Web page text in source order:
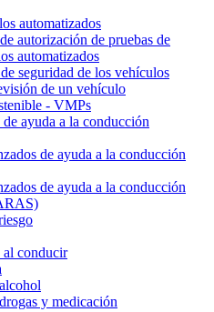
automatizados
autorización de pruebas de
automatizados
seguridad de los vehículos
de un vehículo
- VMPs
de ayuda a la conducción
de ayuda a la conducción
de ayuda a la conducción
al conducir
y medicación